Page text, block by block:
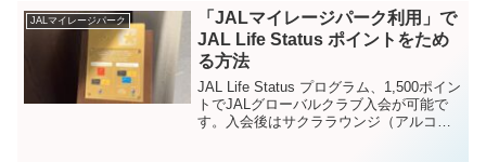
JALマイレージパーク
「JALマイレージパーク利用」で
JAL Life Status ポイントをため
る方法
JAL Life Status プログラム、1,500ポイン
トでJALグローバルクラブ入会が可能で
す。入会後はサクララウンジ（アルコー